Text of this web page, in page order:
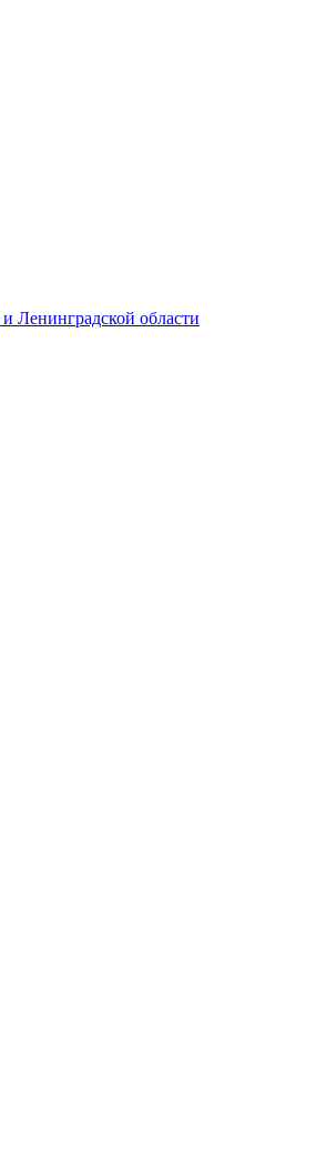
Ленинградской области